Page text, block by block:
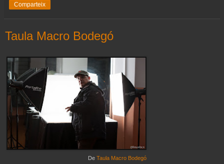
Comparteix
Taula Macro Bodegó
De Taula Macro Bodegó